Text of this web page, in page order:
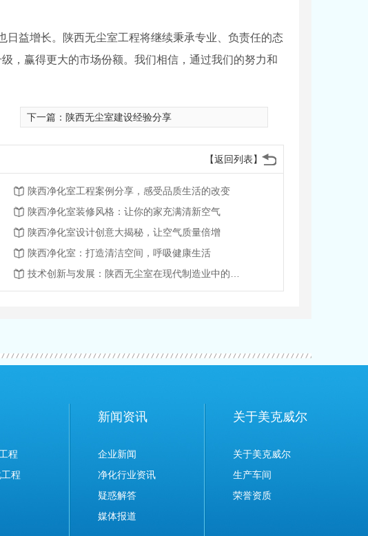
益增长。陕西无尘室工程将继续秉承专业、负责任的态
，赢得更大的市场份额。我们相信，通过我们的努力和
下一篇： 陕西无尘室建设经验分享
【返回列表】
陕西净化室工程案例分享，感受品质生活的改变
陕西净化室装修风格：让你的家充满清新空气
陕西净化室设计创意大揭秘，让空气质量倍增
陕西净化室：打造清洁空间，呼吸健康生活
程
程
新闻资讯
企业新闻
净化行业资讯
疑惑解答
媒体报道
关于美克威尔
关于美克威尔
生产车间
荣誉资质